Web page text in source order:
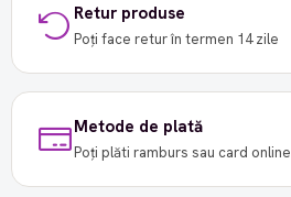
Retur produse
Poți face retur în termen 14 zile
Metode de plată
Poți plăti ramburs sau card online